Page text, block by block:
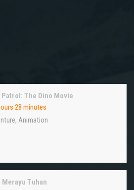
Patrol: The Dino Movie
28 minutes
, Animation
Merayu Tuhan